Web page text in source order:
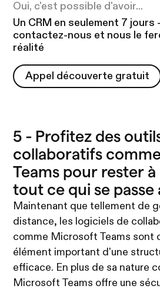
Oui, c'est possible d'avoir...
Un CRM en seulement 7 jours -
contactez-nous et nous le
réalité
Appel découverte gratuit
Appel découverte gratuit
5 - Profitez des
collaboratifs
Teams pour rester
tout ce qui se passe
Maintenant que tellement de
distance, les logiciels de
comme Microsoft Teams sont
élément important d'une
efficace. En plus de sa nature
Microsoft Teams offre une